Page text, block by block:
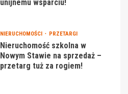
unijnemu wsparciu!
NIERUCHOMOŚCI PRZETARGI
Nieruchomość szkolna w
Nowym Stawie na sprzedaż –
przetarg tuż za rogiem!